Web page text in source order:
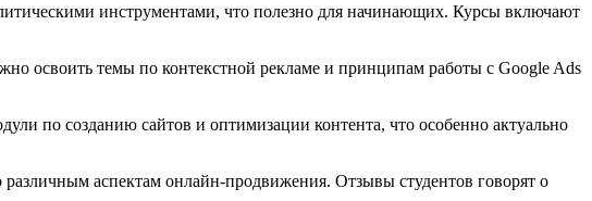
инструментами, что полезно для начинающих. Курсы включают
освоить темы по контекстной рекламе и принципам работы с Google Ads
по созданию сайтов и оптимизации контента, что особенно актуально
аспектам онлайн-продвижения. Отзывы студентов говорят о